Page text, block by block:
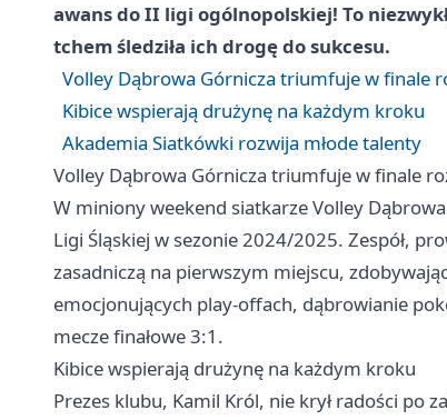
awans do II ligi ogólnopolskiej! To
tchem śledziła ich drogę do sukcesu.
Volley Dąbrowa Górnicza triumfuje w finale
Kibice wspierają drużynę na każdym kroku
Akademia Siatkówki rozwija młode talenty
Volley Dąbrowa Górnicza triumfuje w finale
W miniony weekend siatkarze Volley
Ligi Śląskiej w sezonie 2024/2025. Zespół,
zasadniczą na pierwszym miejscu,
emocjonujących play-offach, dąbrowianie
mecze finałowe 3:1.
Kibice wspierają drużynę na każdym kroku
Prezes klubu, Kamil Król, nie krył radości po